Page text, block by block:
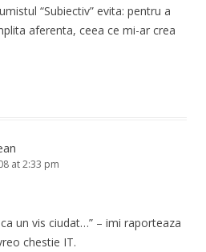
“Subiectiv” evita: pentru a
aferenta, ceea ce mi-ar crea
at 2:33 pm
un vis ciudat…” – imi raporteaza
chestie IT.